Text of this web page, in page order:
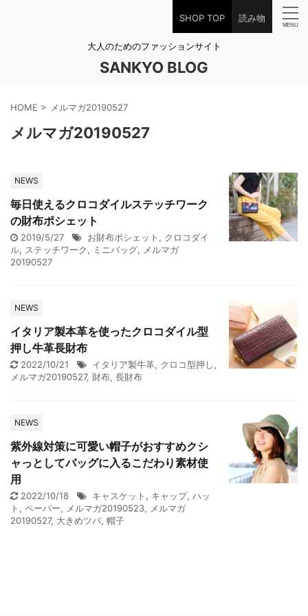
SHOP TOP 読み物
大人のためのファッションサイト
SANKYO BLOG
HOME > メルマガ20190527
メルマガ20190527
NEWS
毎日使えるクロコダイルステッチワーク
の財布ポシェット
2019/5/27 お財布ポシェット , クロコダイ
ル, ステッチワーク, ミニバッグ, メルマガ
20190527
NEWS
イタリア製本革を使ったクロコダイル型
押し牛革長財布
2022/10/21 イタリア製牛革, クロコ型押し,
メルマガ20190527, 財布, 長財布
NEWS
紫外線対策に可愛い帽子がおすすめクシ
ャっとしてバッグに入るこだわり素材使
用
2022/10/18 キャスケット , キャップ, ハッ
ト , ペーパー, メルマガ20190523, メルマガ
20190527, 大きめツバ, 帽子